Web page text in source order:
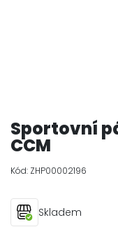
Sportovní
CCM
Kód: ZHP00002196
Skladem